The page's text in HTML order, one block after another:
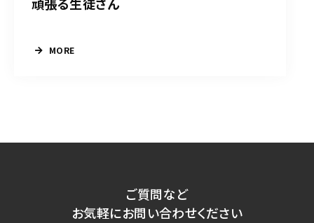
MORE
ご質問など
お気軽にお問い合わせください